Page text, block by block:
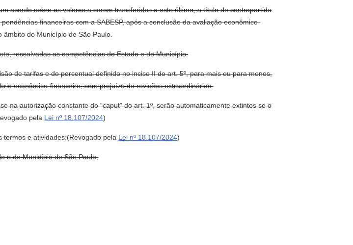
acordo sobre os valores a serem transferidos a este último, a título de contrapartida
financeiras com a SABESP, após a conclusão da avaliação econômico-
âmbito do Município de São Paulo.
ressalvadas as competências do Estado e do Município.
de tarifas e do percentual definido no inciso II do art. 5º, para mais ou para menos,
econômico-financeiro, sem prejuízo de revisões extraordinárias.
na autorização constante do “caput” do art. 1º, serão automaticamente extintos se o
pela Lei nº 18.107/2024)
termos e atividades:(Revogado pela Lei nº 18.107/2024)
e do Município de São Paulo;